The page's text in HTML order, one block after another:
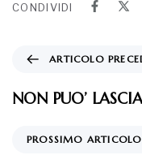
CONDIVIDI
ARTICOLO
NON PUO’
PROSSIMO ARTICOLO